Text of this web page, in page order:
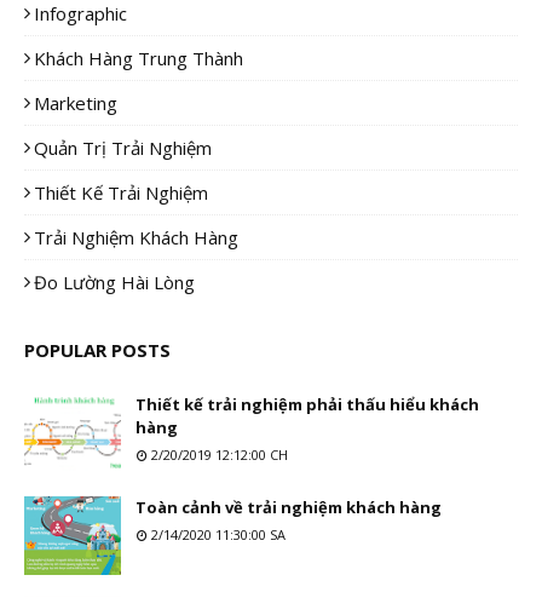
Infographic
Khách Hàng Trung Thành
Marketing
Quản Trị Trải Nghiệm
Thiết Kế Trải Nghiệm
Trải Nghiệm Khách Hàng
Đo Lường Hài Lòng
POPULAR POSTS
Thiết kế trải nghiệm phải thấu hiểu khách
hàng
2/20/2019 12:12:00 CH
Toàn cảnh về trải nghiệm khách hàng
2/14/2020 11:30:00 SA